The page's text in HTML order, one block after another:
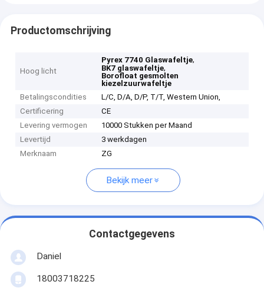
Productomschrijving
Hoog licht
Pyrex 7740 Glaswafeltje,
BK7 glaswafeltje,
Borofloat gesmolten
kiezelzuurwafeltje
Betalingscondities
L/C, D/A, D/P, T/T, Western Union,
Certificering
CE
Levering vermogen
10000 Stukken per Maand
Levertijd
3 werkdagen
Merknaam
ZG
Bekijk meer
Contactgegevens
Daniel
18003718225